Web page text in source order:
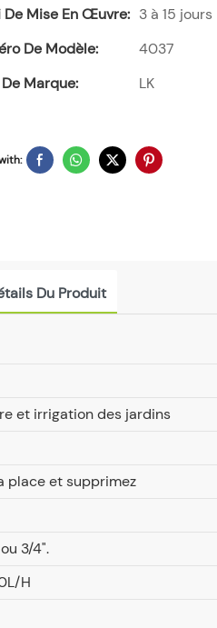
De Mise En Œuvre: 3 à 15 jours
De Modèle:
4037
Marque:
LK
Du Produit
et irrigation des jardins
place et supprimez
3/4".
H